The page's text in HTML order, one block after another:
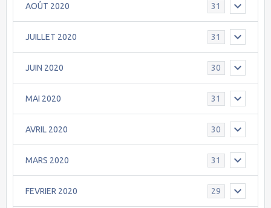
AOÛT 2020 31
JUILLET 2020 31
JUIN 2020 30
MAI 2020 31
AVRIL 2020 30
MARS 2020 31
FEVRIER 2020 29